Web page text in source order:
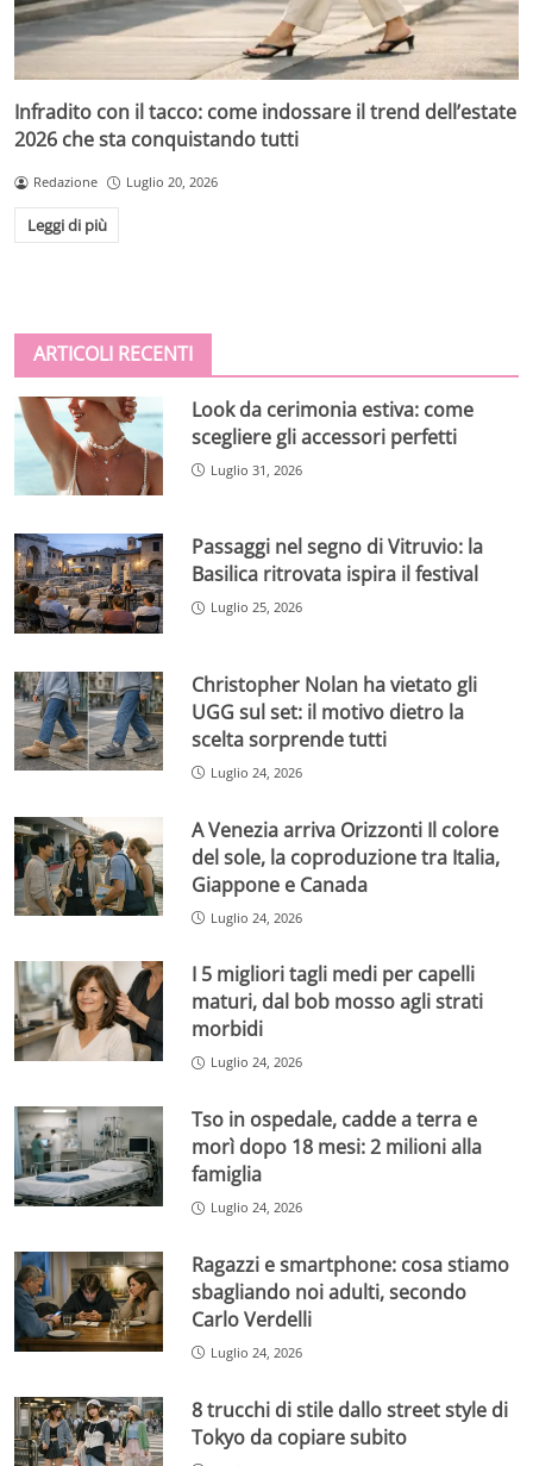
Infradito con il tacco: come indossare il trend dell’estate
2026 che sta conquistando tutti
Redazione Luglio 20, 2026
Leggi di più
ARTICOLI RECENTI
Look da cerimonia estiva: come
scegliere gli accessori perfetti
Luglio 31, 2026
Passaggi nel segno di Vitruvio: la
Basilica ritrovata ispira il festival
Luglio 25, 2026
Christopher Nolan ha vietato gli
UGG sul set: il motivo dietro la
scelta sorprende tutti
Luglio 24, 2026
A Venezia arriva Orizzonti Il colore
del sole, la coproduzione tra Italia,
Giappone e Canada
Luglio 24, 2026
I 5 migliori tagli medi per capelli
maturi, dal bob mosso agli strati
morbidi
Luglio 24, 2026
Tso in ospedale, cadde a terra e
morì dopo 18 mesi: 2 milioni alla
famiglia
Luglio 24, 2026
Ragazzi e smartphone: cosa stiamo
sbagliando noi adulti, secondo
Carlo Verdelli
Luglio 24, 2026
8 trucchi di stile dallo street style di
Tokyo da copiare subito